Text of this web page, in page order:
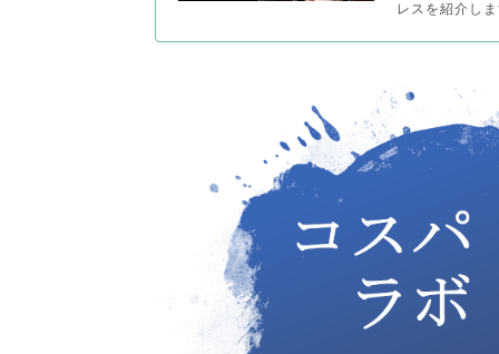
レスを紹介し